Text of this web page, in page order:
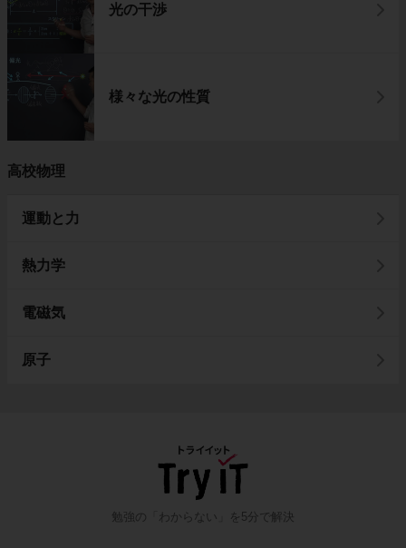
光の干渉
様々な光の性質
高校物理
運動と力
熱力学
電磁気
原子
勉強の「わからない」を5分で解決